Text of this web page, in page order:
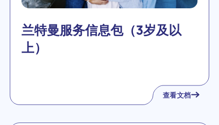
兰特曼服务信息包（3岁及以
上）
查看文档